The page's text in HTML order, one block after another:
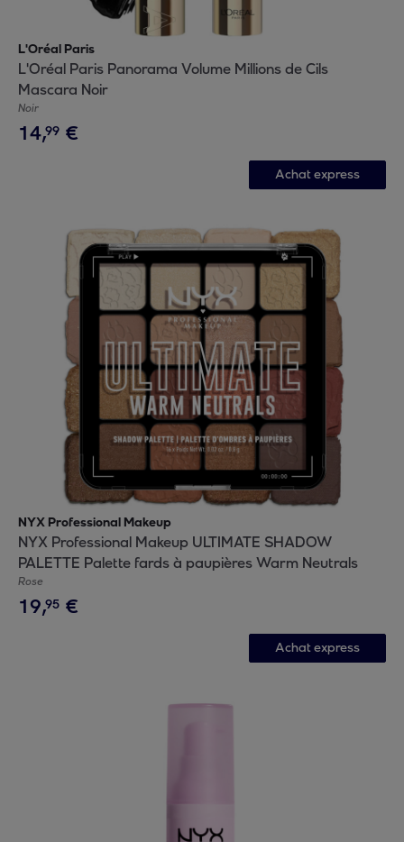
L'Oréal Paris
L'Oréal Paris Panorama Volume Millions de Cils
Mascara Noir
Noir
14,99 €
Achat express
NYX Professional Makeup
NYX Professional Makeup ULTIMATE SHADOW
PALETTE Palette fards à paupières Warm Neutrals
Rose
19,95 €
Achat express